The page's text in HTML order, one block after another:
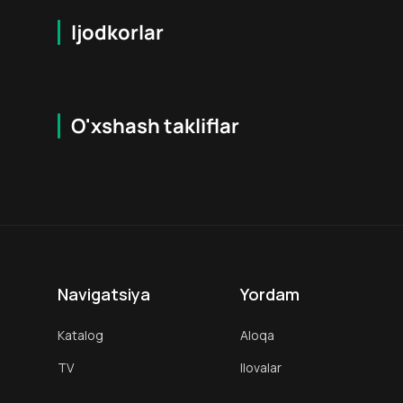
Ijodkorlar
O'xshash takliflar
Navigatsiya
Katalog
TV
Yordam
Aloqa
Ilovalar